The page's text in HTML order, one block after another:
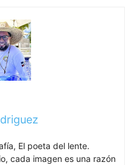
El poeta del lente.
cada imagen es una razón